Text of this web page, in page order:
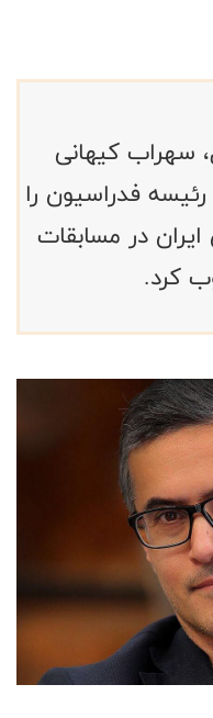
سهراب کیهانی
فدراسیون را
در مسابقات
کرد.